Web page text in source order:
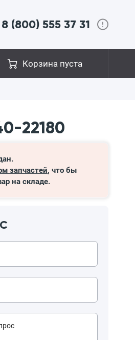
8 (800) 555 37 31
Корзина пуста
22180
запчастей, что бы
на складе.